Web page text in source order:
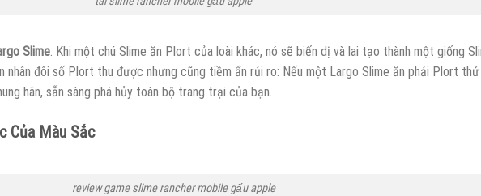
Slime. Khi một chú Slime ăn Plort của loài khác, nó sẽ biến dị và lai tạo thành một giống
nhân đôi số Plort thu được nhưng cũng tiềm ẩn rủi ro: Nếu một Largo Slime ăn phải Plort
hãn, sẵn sàng phá hủy toàn bộ trang trại của bạn.
Của Màu Sắc
review game slime rancher mobile gấu apple